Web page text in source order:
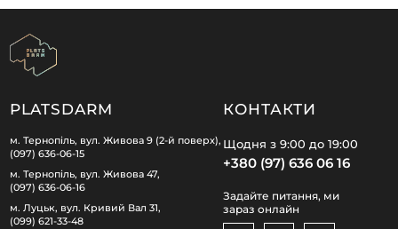
PLATSDARM
м. Тернопіль, вул. Живова 9 (2-й поверх),
(097) 636-06-15
м. Тернопіль, вул. Живова 47,
(097) 636-06-16
м. Луцьк, вул. Кривий Вал 31,
(099) 621-33-48
КОНТАКТИ
Щодня з 9:00 до 19:00
+380 (97) 636 06 16
Задайте питання, ми
зараз онлайн